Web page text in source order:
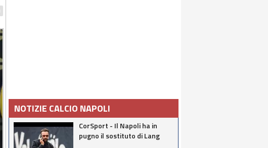
NOTIZIE CALCIO NAPOLI
CorSport - Il Napoli ha in
pugno il sostituto di Lang